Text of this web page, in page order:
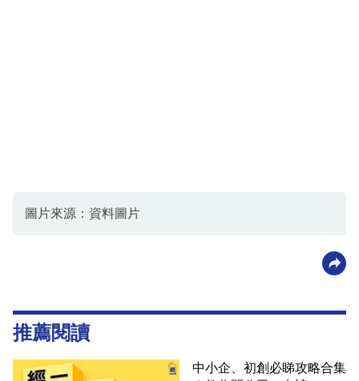
圖片來源：資料圖片
推薦閱讀
中小企、初創必睇攻略合集